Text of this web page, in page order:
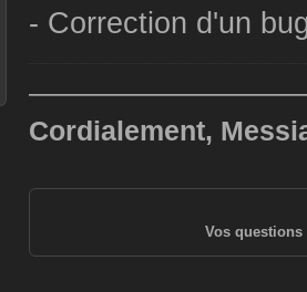
- Correction d'un
Cordialement,
Vos questions